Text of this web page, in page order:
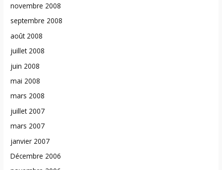
novembre 2008
septembre 2008
août 2008
juillet 2008
juin 2008
mai 2008
mars 2008
juillet 2007
mars 2007
janvier 2007
Décembre 2006